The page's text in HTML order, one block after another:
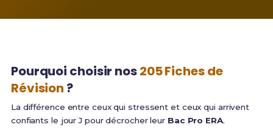
Pourquoi choisir nos205 Fiches de
Révision ?
La différence entre ceux qui stressent et ceux qui arrivent
confiants le jour J pour décrocher leur Bac Pro ERA.